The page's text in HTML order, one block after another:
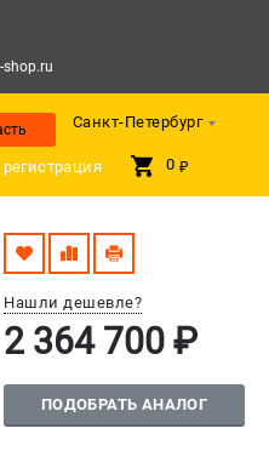
shop.ru
Санкт-Петербург
0 ₽
Нашли дешевле?
2 364 700 ₽
ПОДОБРАТЬ АНАЛОГ